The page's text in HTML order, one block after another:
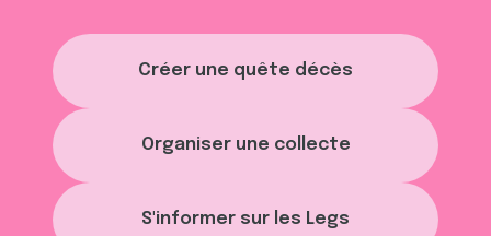
Créer une quête décès
Organiser une collecte
S'informer sur les Legs